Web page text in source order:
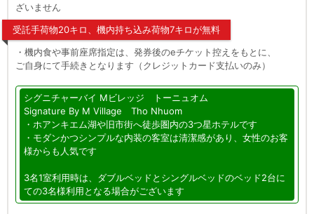
ざいません
受託手荷物20キロ、機内持ち込み荷物7キロが無料
・機内食や事前座席指定は、発券後のeチケット控えをもとに、
ご自身にて手続きとなります（クレジットカード支払いのみ）
シグニチャーバイ Mビレッジ トーニュオム
Signature By M Village Tho Nhuom
・ホアンキエム湖や旧市街へ徒歩圏内の3つ星ホテルです
・モダンかつシンプルな内装の客室は清潔感があり、女性のお客
様からも人気です
3名1室利用時は、ダブルベッドとシングルベッドのベッド2台に
ての3名様利用となる場合がございます